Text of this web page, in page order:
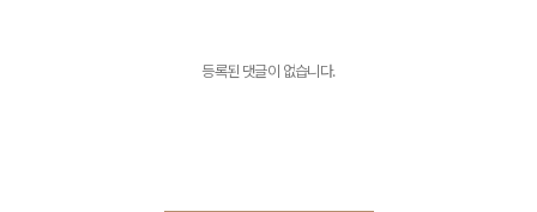
등록된 댓글이 없습니다.